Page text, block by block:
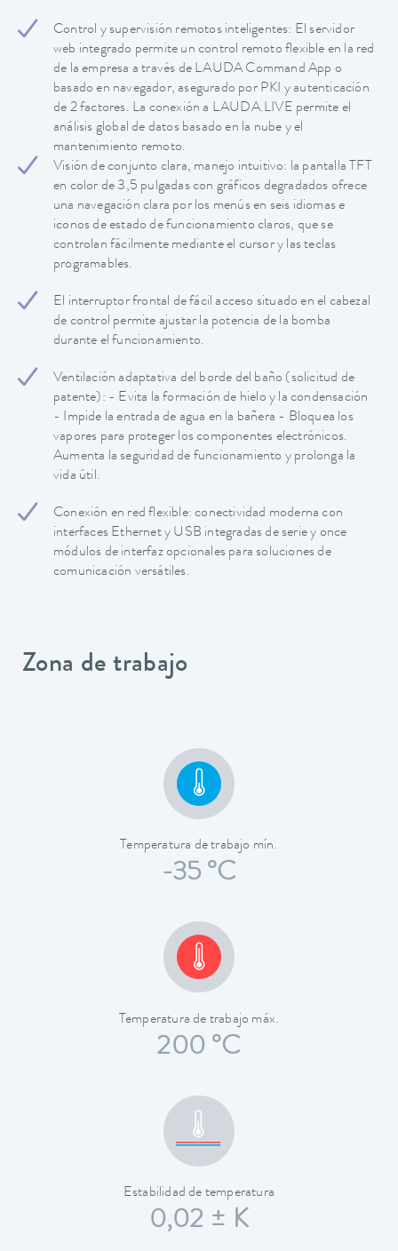
Control y supervisión remotos inteligentes: El servidor
web integrado permite un control remoto flexible en la red
de la empresa a través de LAUDA Command App o
basado en navegador, asegurado por PKI y autenticación
de 2 factores. La conexión a LAUDA.LIVE permite el
análisis global de datos basado en la nube y el
mantenimiento remoto.
Visión de conjunto clara, manejo intuitivo: la pantalla TFT
en color de 3,5 pulgadas con gráficos degradados ofrece
una navegación clara por los menús en seis idiomas e
iconos de estado de funcionamiento claros, que se
controlan fácilmente mediante el cursor y las teclas
programables.
El interruptor frontal de fácil acceso situado en el cabezal
de control permite ajustar la potencia de la bomba
durante el funcionamiento.
Ventilación adaptativa del borde del baño (solicitud de
patente): - Evita la formación de hielo y la condensación
- Impide la entrada de agua en la bañera - Bloquea los
vapores para proteger los componentes electrónicos.
Aumenta la seguridad de funcionamiento y prolonga la
vida útil.
Conexión en red flexible: conectividad moderna con
interfaces Ethernet y USB integradas de serie y once
módulos de interfaz opcionales para soluciones de
comunicación versátiles.
Zona de trabajo
Temperatura de trabajo mín.
-35 °C
Temperatura de trabajo máx.
200 °C
Estabilidad de temperatura
0,02 ± K